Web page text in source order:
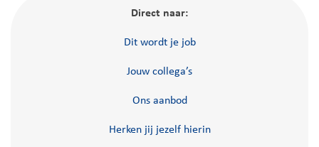
Direct naar:
Dit wordt je job
Jouw collega’s
Ons aanbod
Herken jij jezelf hierin